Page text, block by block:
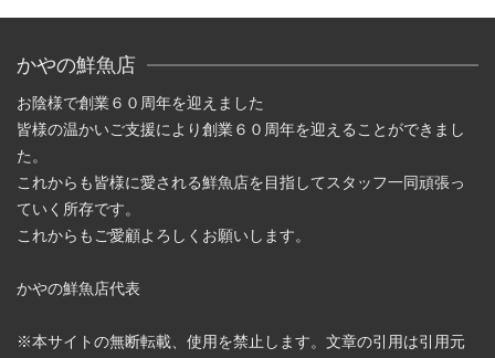
かやの鮮魚店
お陰様で創業６０周年を迎えました
皆様の温かいご支援により創業６０周年を迎えることができまし
た。
これからも皆様に愛される鮮魚店を目指してスタッフ一同頑張っ
ていく所存です。
これからもご愛顧よろしくお願いします。
かやの鮮魚店代表
※本サイトの無断転載、使用を禁止します。文章の引用は引用元